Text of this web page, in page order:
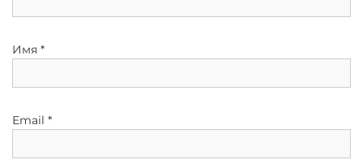
Имя *
Email *